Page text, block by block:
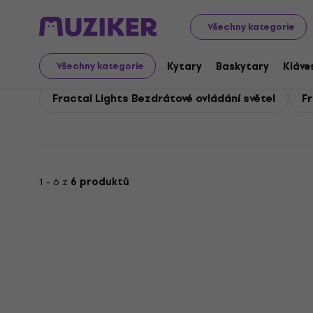
Všechny kategorie
Všechny kategorie Kytary Baskytary
Fractal Lights Světla Fractal Lights Ovladače světel
Fractal Lights
Fractal Lights Bezdrátové ovládání světel
1 - 6 z 6 produktů